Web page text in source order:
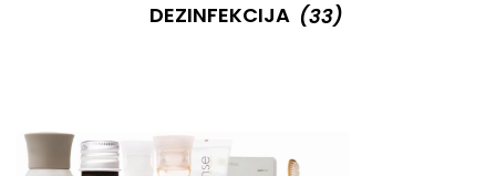
DEZINFEKCIJA (33)